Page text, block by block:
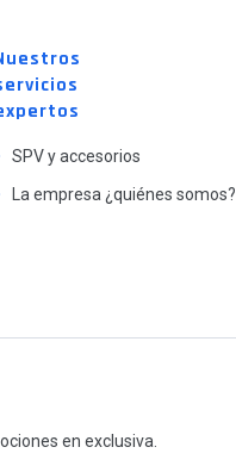
SPV y accesorios
La empresa ¿quiénes somos?
en exclusiva.